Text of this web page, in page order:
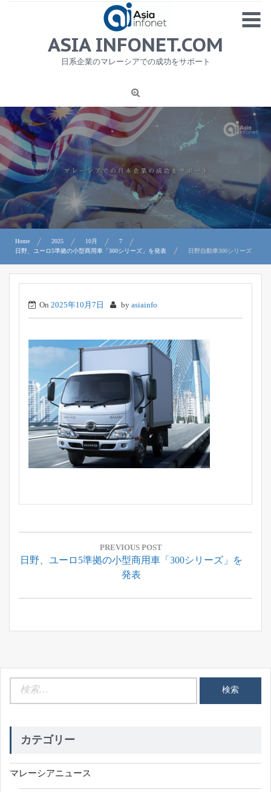
MENU
1
ニュース
労務サービス
プライバシーポリシー及び著作権について
お問合せ
ASIA INFONET.COM
日系企業のマレーシアでの成功をサポート
Home 2025 10月
7
日野、ユーロ5準拠の小型商用車「300シリーズ」を発表
日野自動車300シリーズ
On 2025年10月7日 by asiainfo
投
ナ
ゲ
シ
ン
PREVIOUS POST
Previous
日野、ユーロ5準拠の小型商用車「300シリーズ」を
発表
カテゴリー
マレーシアニュース